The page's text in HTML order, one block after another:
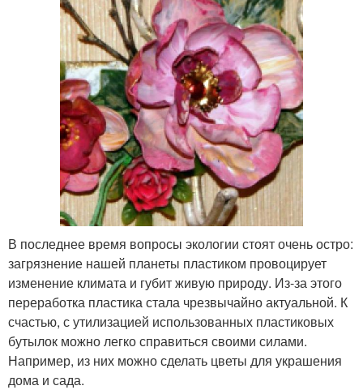
В последнее время вопросы экологии стоят очень остро:
загрязнение нашей планеты пластиком провоцирует
изменение климата и губит живую природу. Из-за этого
переработка пластика стала чрезвычайно актуальной. К
счастью, с утилизацией использованных пластиковых
бутылок можно легко справиться своими силами.
Например, из них можно сделать цветы для украшения
дома и сада.